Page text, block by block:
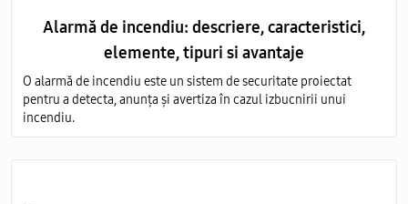
Alarmă de incendiu: descriere, caracteristici,
elemente, tipuri si avantaje
O alarmă de incendiu este un sistem de securitate proiectat
pentru a detecta, anunța și avertiza în cazul izbucnirii unui
incendiu.